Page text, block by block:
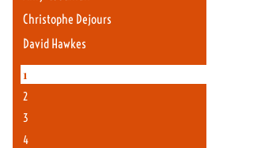
Christophe Dejours
David Hawkes
1
2
3
4